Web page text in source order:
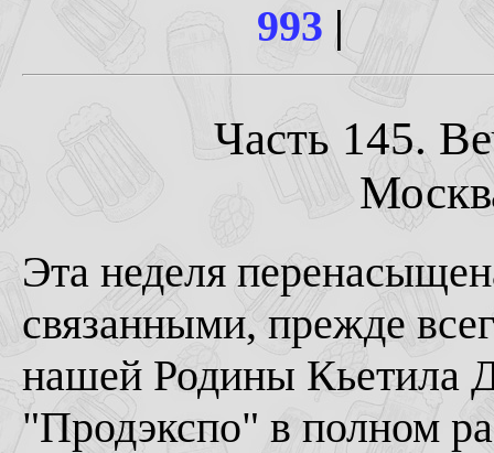
993 |
Часть 145.
Эта неделя
связанными, прежде
нашей Родины Кьетила
"Продэкспо" в полном